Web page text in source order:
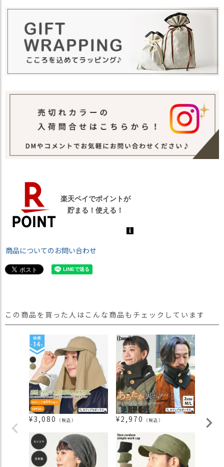
商品についてのお問い合わせ
この商品を買った人はこんな商品もチェックしています
¥3,080 （税込） ¥2,970 （税込） ¥